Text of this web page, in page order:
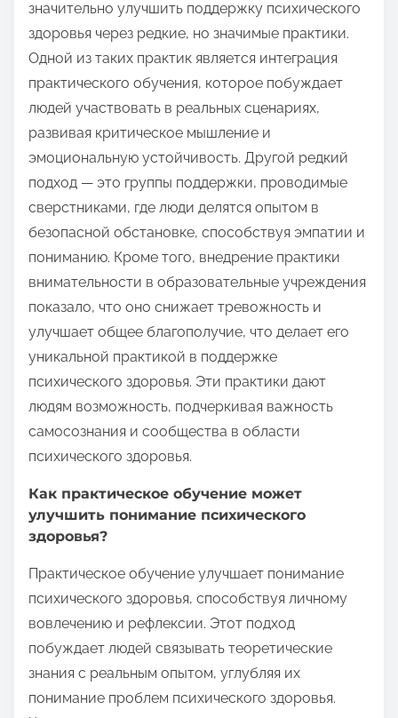
значительно улучшить поддержку психического
здоровья через редкие, но значимые практики.
Одной из таких практик является интеграция
практического обучения, которое побуждает
людей участвовать в реальных сценариях,
развивая критическое мышление и
эмоциональную устойчивость. Другой редкий
подход — это группы поддержки, проводимые
сверстниками, где люди делятся опытом в
безопасной обстановке, способствуя эмпатии и
пониманию. Кроме того, внедрение практики
внимательности в образовательные учреждения
показало, что оно снижает тревожность и
улучшает общее благополучие, что делает его
уникальной практикой в поддержке
психического здоровья. Эти практики дают
людям возможность, подчеркивая важность
самосознания и сообщества в области
психического здоровья.
Как практическое обучение может
улучшить понимание психического
здоровья?
Практическое обучение улучшает понимание
психического здоровья, способствуя личному
вовлечению и рефлексии. Этот подход
побуждает людей связывать теоретические
знания с реальным опытом, углубляя их
понимание проблем психического здоровья.